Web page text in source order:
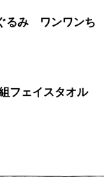
るみ ワンワンち
フェイスタオル